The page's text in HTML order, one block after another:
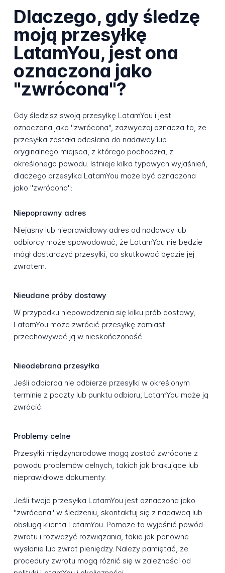
Dlaczego, gdy śledzę
moją przesyłkę
LatamYou, jest ona
oznaczona jako
"zwrócona"?
Gdy śledzisz swoją przesyłkę LatamYou i jest
oznaczona jako "zwrócona", zazwyczaj oznacza to, że
przesyłka została odesłana do nadawcy lub
oryginalnego miejsca, z którego pochodziła, z
określonego powodu. Istnieje kilka typowych wyjaśnień,
dlaczego przesyłka LatamYou może być oznaczona
jako "zwrócona":
Niepoprawny adres
Niejasny lub nieprawidłowy adres od nadawcy lub
odbiorcy może spowodować, że LatamYou nie będzie
mógł dostarczyć przesyłki, co skutkować będzie jej
zwrotem.
Nieudane próby dostawy
W przypadku niepowodzenia się kilku prób dostawy,
LatamYou może zwrócić przesyłkę zamiast
przechowywać ją w nieskończoność.
Nieodebrana przesyłka
Jeśli odbiorca nie odbierze przesyłki w określonym
terminie z poczty lub punktu odbioru, LatamYou może ją
zwrócić.
Problemy celne
Przesyłki międzynarodowe mogą zostać zwrócone z
powodu problemów celnych, takich jak brakujące lub
nieprawidłowe dokumenty.
Jeśli twoja przesyłka LatamYou jest oznaczona jako
"zwrócona" w śledzeniu, skontaktuj się z nadawcą lub
obsługą klienta LatamYou. Pomoże to wyjaśnić powód
zwrotu i rozważyć rozwiązania, takie jak ponowne
wysłanie lub zwrot pieniędzy. Należy pamiętać, że
procedury zwrotu mogą różnić się w zależności od